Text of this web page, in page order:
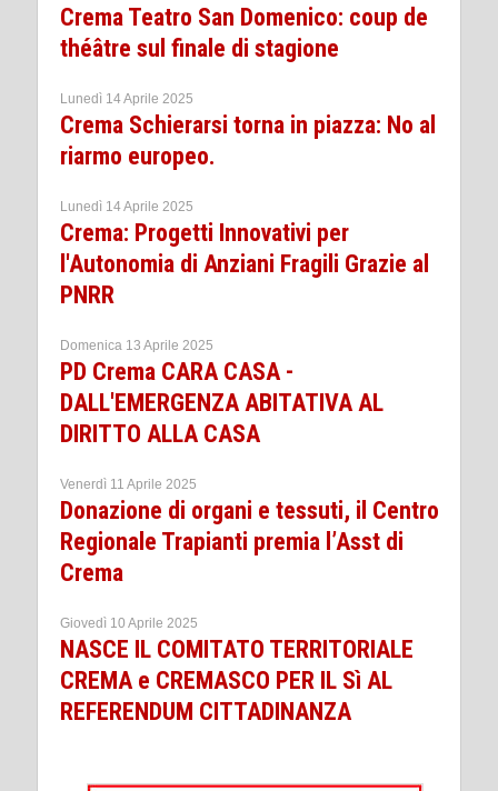
Crema Teatro San Domenico: coup de
théâtre sul finale di stagione
Lunedì 14 Aprile 2025
Crema Schierarsi torna in piazza: No al
riarmo europeo.
Lunedì 14 Aprile 2025
Crema: Progetti Innovativi per
l'Autonomia di Anziani Fragili Grazie al
PNRR
Domenica 13 Aprile 2025
PD Crema CARA CASA -
DALL'EMERGENZA ABITATIVA AL
DIRITTO ALLA CASA
Venerdì 11 Aprile 2025
Donazione di organi e tessuti, il Centro
Regionale Trapianti premia l’Asst di
Crema
Giovedì 10 Aprile 2025
NASCE IL COMITATO TERRITORIALE
CREMA e CREMASCO PER IL Sì AL
REFERENDUM CITTADINANZA